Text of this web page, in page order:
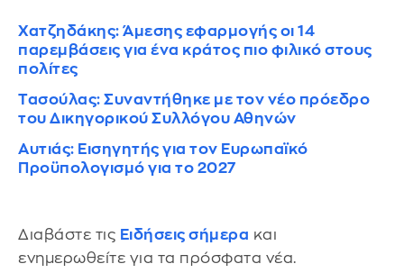
Χατζηδάκης: Άμεσης εφαρμογής οι 14
παρεμβάσεις για ένα κράτος πιο φιλικό στους
πολίτες
Τασούλας: Συναντήθηκε με τον νέο πρόεδρο
του Δικηγορικού Συλλόγου Αθηνών
Αυτιάς: Εισηγητής για τον Ευρωπαϊκό
Προϋπολογισμό για το 2027
Διαβάστε τις Ειδήσεις σήμερα και
ενημερωθείτε για τα πρόσφατα νέα.